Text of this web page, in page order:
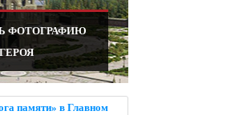
ФОТОГРАФИЮ
ГЕРОЯ
памяти» в Главном